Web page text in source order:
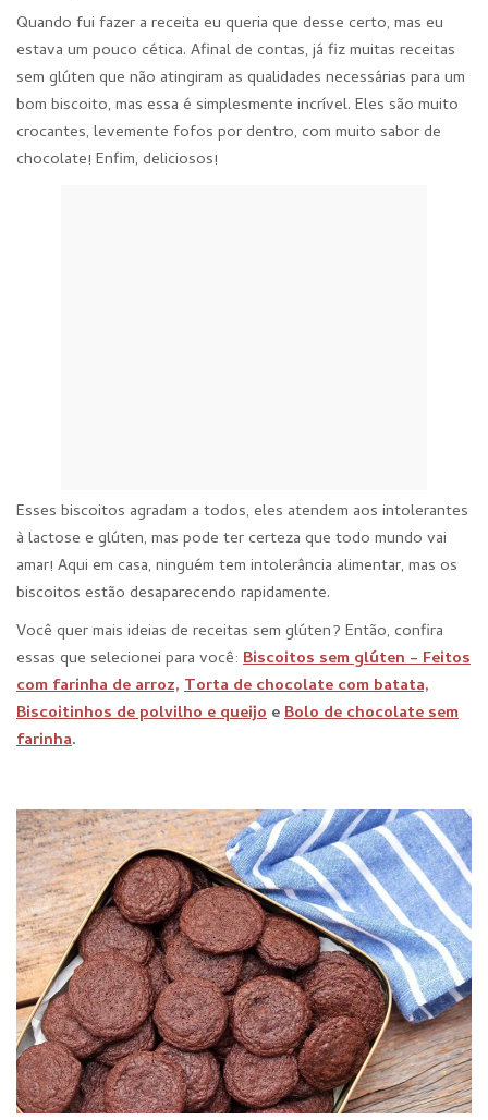
Quando fui fazer a receita eu queria que desse certo, mas eu
estava um pouco cética. Afinal de contas, já fiz muitas receitas
sem glúten que não atingiram as qualidades necessárias para um
bom biscoito, mas essa é simplesmente incrível. Eles são muito
crocantes, levemente fofos por dentro, com muito sabor de
chocolate! Enfim, deliciosos!
Esses biscoitos agradam a todos, eles atendem aos intolerantes
à lactose e glúten, mas pode ter certeza que todo mundo vai
amar! Aqui em casa, ninguém tem intolerância alimentar, mas os
biscoitos estão desaparecendo rapidamente.
Você quer mais ideias de receitas sem glúten? Então, confira
essas que selecionei para você: Biscoitos sem glúten – Feitos
com farinha de arroz, Torta de chocolate com batata,
Biscoitinhos de polvilho e queijo eBolo de chocolate sem
farinha.